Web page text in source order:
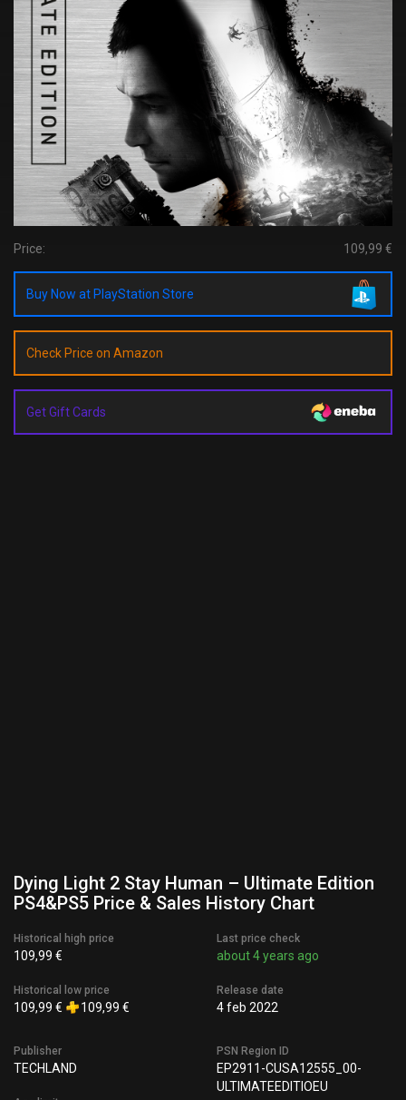
Price: 109,99 €
Buy Now at PlayStation Store
Check Price on Amazon
Get Gift Cards
Dying Light 2 Stay Human – Ultimate Edition
PS4&PS5 Price & Sales History Chart
Historical high price
109,99 €
Historical low price
109,99 € 109,99 €
Last price check
about 4 years ago
Release date
4 feb 2022
Publisher
TECHLAND
PSN Region ID
EP2911-CUSA12555_00-
ULTIMATEEDITIOEU